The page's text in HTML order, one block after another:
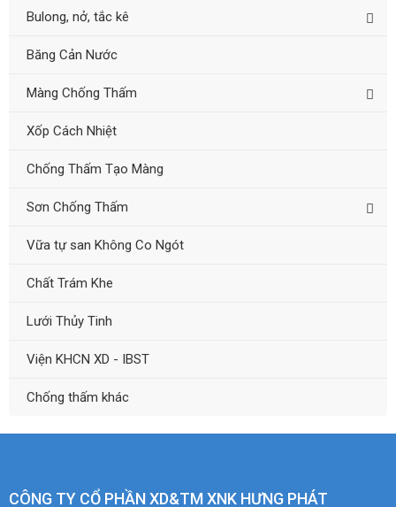
Bulong, nở, tắc kê
Băng Cản Nước
Màng Chống Thấm
Xốp Cách Nhiệt
Chống Thấm Tạo Màng
Sơn Chống Thấm
Vữa tự san Không Co Ngót
Chất Trám Khe
Lưới Thủy Tinh
Viện KHCN XD - IBST
Chống thấm khác
CÔNG TY CỔ PHẦN XD&TM XNK HƯNG PHÁT